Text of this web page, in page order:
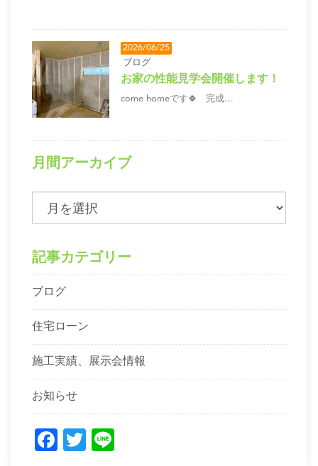
2026/06/25
ブログ
お家の性能見学会開催します！
come homeです🍀 完成…
月間アーカイブ
記事カテゴリー
ブログ
住宅ローン
施工実績、展示会情報
お知らせ
Facebook
Twitter